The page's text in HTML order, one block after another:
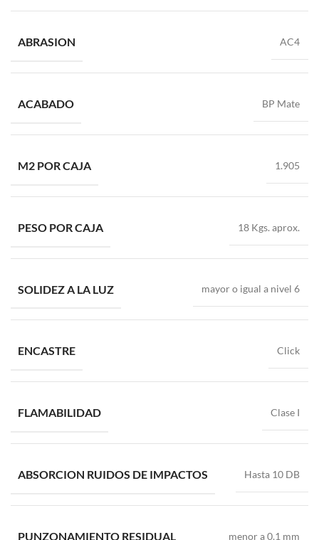
ABRASION AC4
ACABADO BP Mate
M2 POR CAJA 1.905
PESO POR CAJA 18 Kgs. aprox.
SOLIDEZ A LA LUZ mayor o igual a nivel 6
ENCASTRE Click
FLAMABILIDAD Clase I
ABSORCION RUIDOS DE IMPACTOS Hasta 10 DB
PUNZONAMIENTO RESIDUAL menor a 0.1 mm